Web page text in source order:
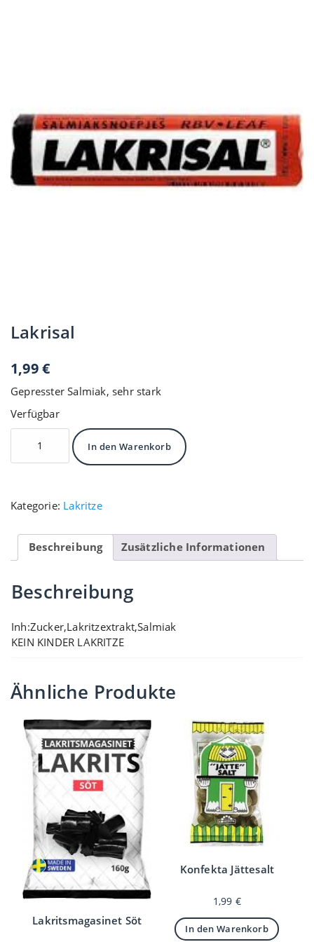
Lakrisal
1,99€
Gepresster Salmiak, sehr stark
Verfügbar
Lakrisal
Menge
In den Warenkorb
Kategorie: Lakritze
Beschreibung Zusätzliche Informationen
Beschreibung
Inh:Zucker,Lakritzextrakt,Salmiak
KEIN KINDER LAKRITZE
Ähnliche Produkte
Lakritsmagasinet Söt
Konfekta Jättesalt
1,99 €
In den Warenkorb